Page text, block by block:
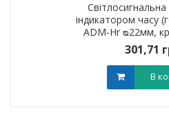
індикатором часу
ADM-Hr ᴓ22мм,
301,71
В